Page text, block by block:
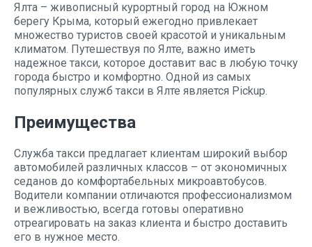
Ялта – живописный курортный город на Южном
берегу Крыма, который ежегодно привлекает
множество туристов своей красотой и уникальным
климатом. Путешествуя по Ялте, важно иметь
надежное такси, которое доставит вас в любую точку
города быстро и комфортно. Одной из самых
популярных служб такси в Ялте является Pickup.
Преимущества
Служба такси предлагает клиентам широкий выбор
автомобилей различных классов – от экономичных
седанов до комфортабельных микроавтобусов.
Водители компании отличаются профессионализмом
и вежливостью, всегда готовы оперативно
отреагировать на заказ клиента и быстро доставить
его в нужное место.